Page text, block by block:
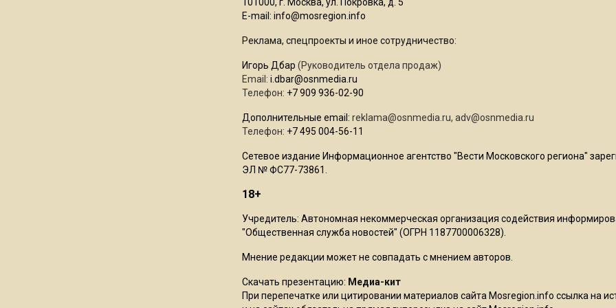
E-mail: info@mosregion.info
Реклама, спецпроекты и иное сотрудничество:
Игорь Дбар (Руководитель отдела продаж)
Email: i.dbar@osnmedia.ru
Телефон: +7 909 936-02-90
Дополнительные email: reklama@osnmedia.ru, adv@osnmedia.ru
Телефон: +7 495 004-56-11
Сетевое издание Информационное агентство "Вести Московского региона"
ЭЛ № ФС77-73861.
18+
Учредитель: Автономная некоммерческая организация содействия
"Общественная служба новостей" (ОГРН 1187700006328).
Мнение редакции может не совпадать с мнением авторов.
Скачать презентацию: Медиа-кит
При перепечатке или цитировании материалов сайта Mosregion.info ссылка на